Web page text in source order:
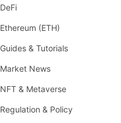
DeFi
Ethereum (ETH)
Guides & Tutorials
Market News
NFT & Metaverse
Regulation & Policy